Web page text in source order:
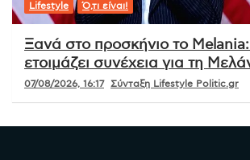
Lifestyle Ό,τι είναι!
Ξανά στο προσκήνιο το
ετοιμάζει συνέχεια για τη
07/08/2026, 16:17 Σύνταξη Lifestyle Politic.gr